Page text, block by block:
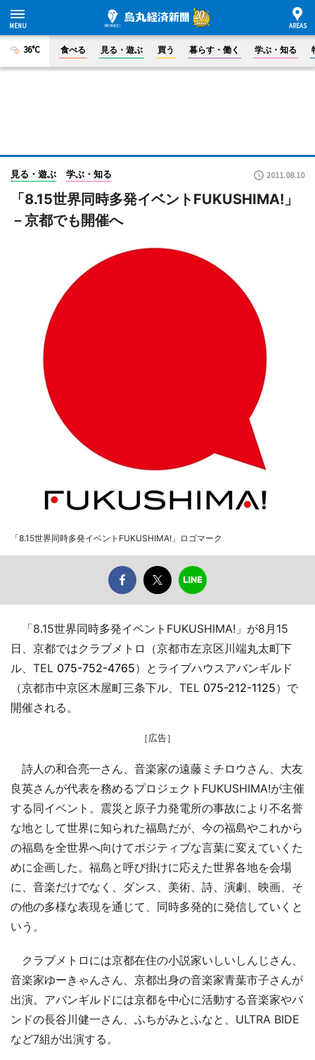
36°C 食べる 見る・遊ぶ 買う 暮らす・働く 学ぶ・知る
見る・遊ぶ 学ぶ・知る 2011.08.10
「8.15世界同時多発イベントFUKUSHIMA!」
－京都でも開催へ
「8.15世界同時多発イベントFUKUSHIMA!」ロゴマーク
「8.15世界同時多発イベントFUKUSHIMA!」が8月15
日、京都ではクラブメトロ（京都市左京区川端丸太町下
ル、TEL 075-752-4765）とライブハウスアバンギルド
（京都市中京区木屋町三条下ル、TEL 075-212-1125）で
開催される。
［広告］
詩人の和合亮一さん、音楽家の遠藤ミチロウさん、大友
良英さんが代表を務めるプロジェクトFUKUSHIMA!が主催
する同イベント。震災と原子力発電所の事故により不名誉
な地として世界に知られた福島だが、今の福島やこれから
の福島を全世界へ向けてポジティブな言葉に変えていくた
めに企画した。福島と呼び掛けに応えた世界各地を会場
に、音楽だけでなく、ダンス、美術、詩、演劇、映画、そ
の他の多様な表現を通じて、同時多発的に発信していくと
いう。
クラブメトロには京都在住の小説家いしいしんじさん、
音楽家ゆーきゃんさん、京都出身の音楽家青葉市子さんが
出演。アバンギルドには京都を中心に活動する音楽家やバ
ンドの長谷川健一さん、ふちがみとふなと、ULTRA BIDE
など7組が出演する。